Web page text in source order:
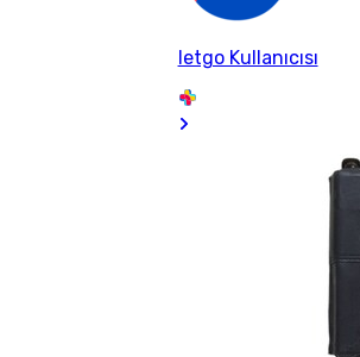
letgo Kullanıcısı